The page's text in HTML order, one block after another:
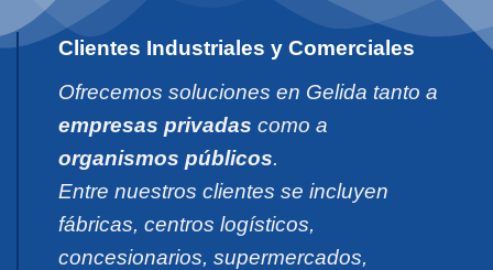
Clientes Industriales y Comerciales
Ofrecemos soluciones en Gelida tanto a
empresas privadas como a
organismos públicos.
Entre nuestros clientes se incluyen
fábricas, centros logísticos,
concesionarios, supermercados,